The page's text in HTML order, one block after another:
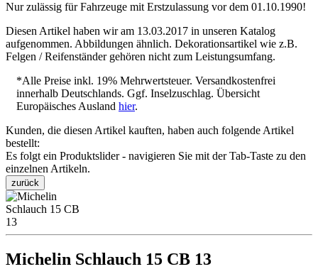
Nur zulässig für Fahrzeuge mit Erstzulassung vor dem 01.10.1990!
Diesen Artikel haben wir am 13.03.2017 in unseren Katalog
aufgenommen. Abbildungen ähnlich. Dekorationsartikel wie z.B.
Felgen / Reifenständer gehören nicht zum Leistungsumfang.
*Alle Preise inkl. 19% Mehrwertsteuer. Versandkostenfrei
innerhalb Deutschlands. Ggf. Inselzuschlag. Übersicht
Europäisches Ausland hier.
Kunden, die diesen Artikel kauften, haben auch folgende Artikel
bestellt:
Es folgt ein Produktslider - navigieren Sie mit der Tab-Taste zu den
einzelnen Artikeln.
zurück
Michelin Schlauch 15 CB 13